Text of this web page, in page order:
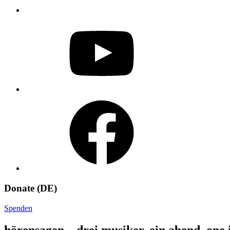
Donate (DE)
Spenden